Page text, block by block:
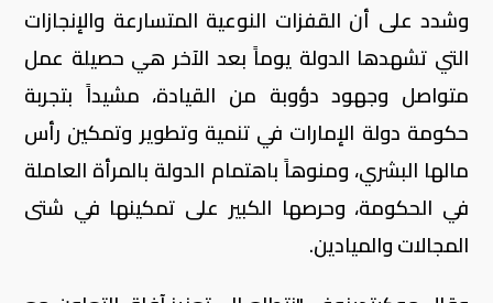
وشدد على أن القفزات النوعية المتسارعة والإنجازات
التي تشهدها الدولة يوماً بعد الآخر هي حصيلة عمل
متواصل وجهود دؤوبة من القيادة، مشيداً بتجربة
حكومة دولة الإمارات في تنمية وتطوير وتمكين رأس
مالها البشري، ومنوهاً باهتمام الدولة بالمرأة العاملة
في الحكومة، وحرصها الكبير على تمكينها في شتى
المجالات والميادين.